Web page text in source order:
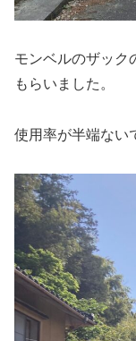
モンベルのザック
もらいました。
使用率が半端ない